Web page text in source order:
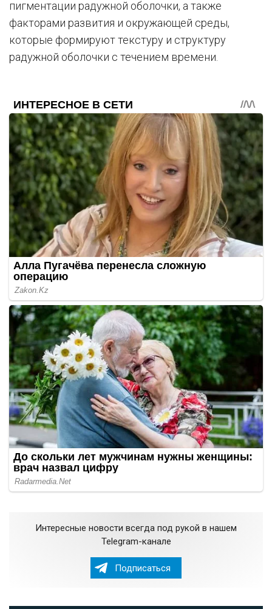
пигментации радужной оболочки, а также
факторами развития и окружающей среды,
которые формируют текстуру и структуру
радужной оболочки с течением времени.
Интересные новости всегда под рукой в нашем
Telegram-канале
Подписаться